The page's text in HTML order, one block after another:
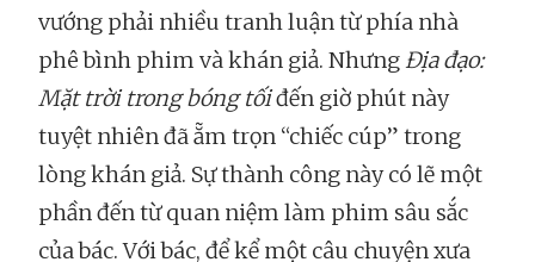
vướng phải nhiều tranh luận từ phía nhà
phê bình phim và khán giả. NhưngĐịa đạo:
Mặt trời trong bóng tốiđến giờ phút này
tuyệt nhiên đã ẵm trọn “chiếc cúp” trong
lòng khán giả. Sự thành công này có lẽ một
phần đến từ quan niệm làm phim sâu sắc
của bác. Với bác, để kể một câu chuyện xưa